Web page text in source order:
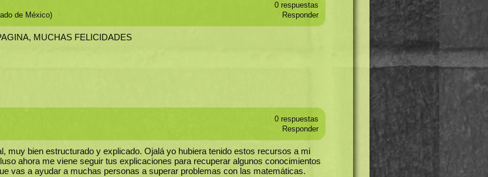
0 respuestas
de México) Responder
MUCHAS FELICIDADES
0 respuestas
Responder
muy bien estructurado y explicado. Ojalá yo hubiera tenido estos recursos a mi
ahora me viene seguir tus explicaciones para recuperar algunos conocimientos
vas a ayudar a muchas personas a superar problemas con las matemáticas.